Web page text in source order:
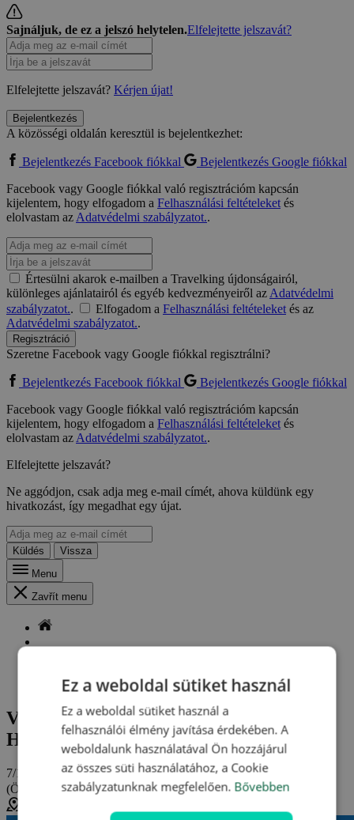
Sajnáljuk, de ez a jelszó helytelen.Elfelejtette jelszavát?
Elfelejtette jelszavát? Kérjen újat!
Bejelentkezés
A közösségi oldalán keresztül is bejelentkezhet:
Bejelentkezés Facebook fiókkal
Bejelentkezés Google fiókkal
Facebook vagy Google fiókkal való regisztrációm kapcsán
kijelentem, hogy elfogadom a Felhasználási feltételeketés
elolvastam azAdatvédelmi szabályzatot..
Értesülni akarok e-mailben a Travelking újdonságairól,
különleges ajánlatairól és egyéb kedvezményeiről azAdatvédelmi
szabályzatot.. Elfogadom a Felhasználási feltételeketés az
Adatvédelmi szabályzatot..
Regisztráció
Szeretne Facebook vagy Google fiókkal regisztrálni?
Bejelentkezés Facebook fiókkal
Bejelentkezés Google fiókkal
Facebook vagy Google fiókkal való regisztrációm kapcsán
kijelentem, hogy elfogadom a Felhasználási feltételeketés
elolvastam azAdatvédelmi szabályzatot..
Elfelejtette jelszavát?
Ne aggódjon, csak adja meg e-mail címét, ahova küldünk egy
hivatkozást, így megadhat egy újat.
Küldés
Vissza
Menu
Zavřít menu
Vélemények és értékelések: Akademia Hotel ****
Vélemények és értékelések: Akademia
Hotel **** (Balaton)
7/10
(Összesen
1 értékelés)
Standard
Ez a weboldal sütiket használ
Ez a weboldal sütiket használ a
felhasználói élmény javítása érdekében. A
weboldalunk használatával Ön hozzájárul
az összes süti használatához, a Cookie
szabályzatunknak megfelelően. Bővebben